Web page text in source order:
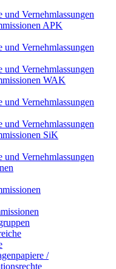
und Vernehmlassungen
APK
und Vernehmlassungen
und Vernehmlassungen
WAK
und Vernehmlassungen
und Vernehmlassungen
SiK
und Vernehmlassungen
/